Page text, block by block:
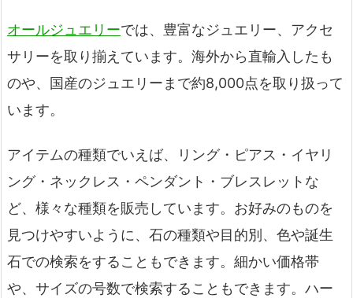
オールジュエリーでは、豊富なジュエリー、アクセ
サリーを取り揃えています。海外から直輸入したも
のや、国産のジュエリーまで約8,000点を取り扱って
います。
アイテムの種類でいえば、リング・ピアス・イヤリ
ング・ネックレス・ペンダント・ブレスレットな
ど、様々な種類を販売しています。お好みのものを
見つけやすいように、石の種類や目的別、色や誕生
石での検索をすることもできます。細かい価格帯
や、サイズの号数で検索することもできます。ハー